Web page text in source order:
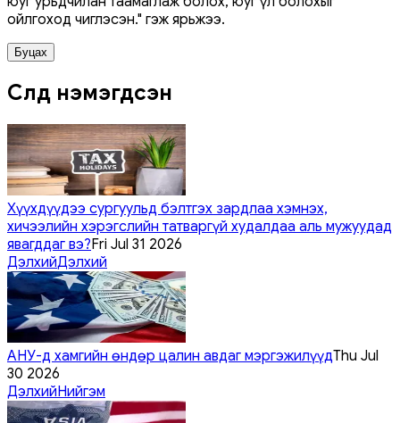
ойлгоход чиглэсэн." гэж ярьжээ.
Буцах
Сүүлд нэмэгдсэн
Хүүхдүүдээ сургуульд бэлтгэх зардлаа хэмнэх,
хичээлийн хэрэгслийн татваргүй худалдаа аль мужуудад
явагддаг вэ?Fri Jul 31 2026
ДэлхийДэлхий
АНУ-д хамгийн өндөр цалин авдаг мэргэжилүүдThu Jul
30 2026
ДэлхийНийгэм